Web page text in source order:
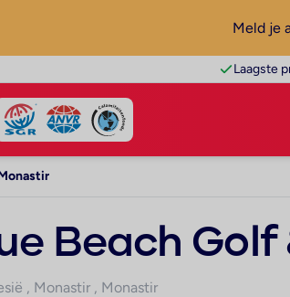
Meld je
Laagste
Beach Golf
, Monastir , Monastir